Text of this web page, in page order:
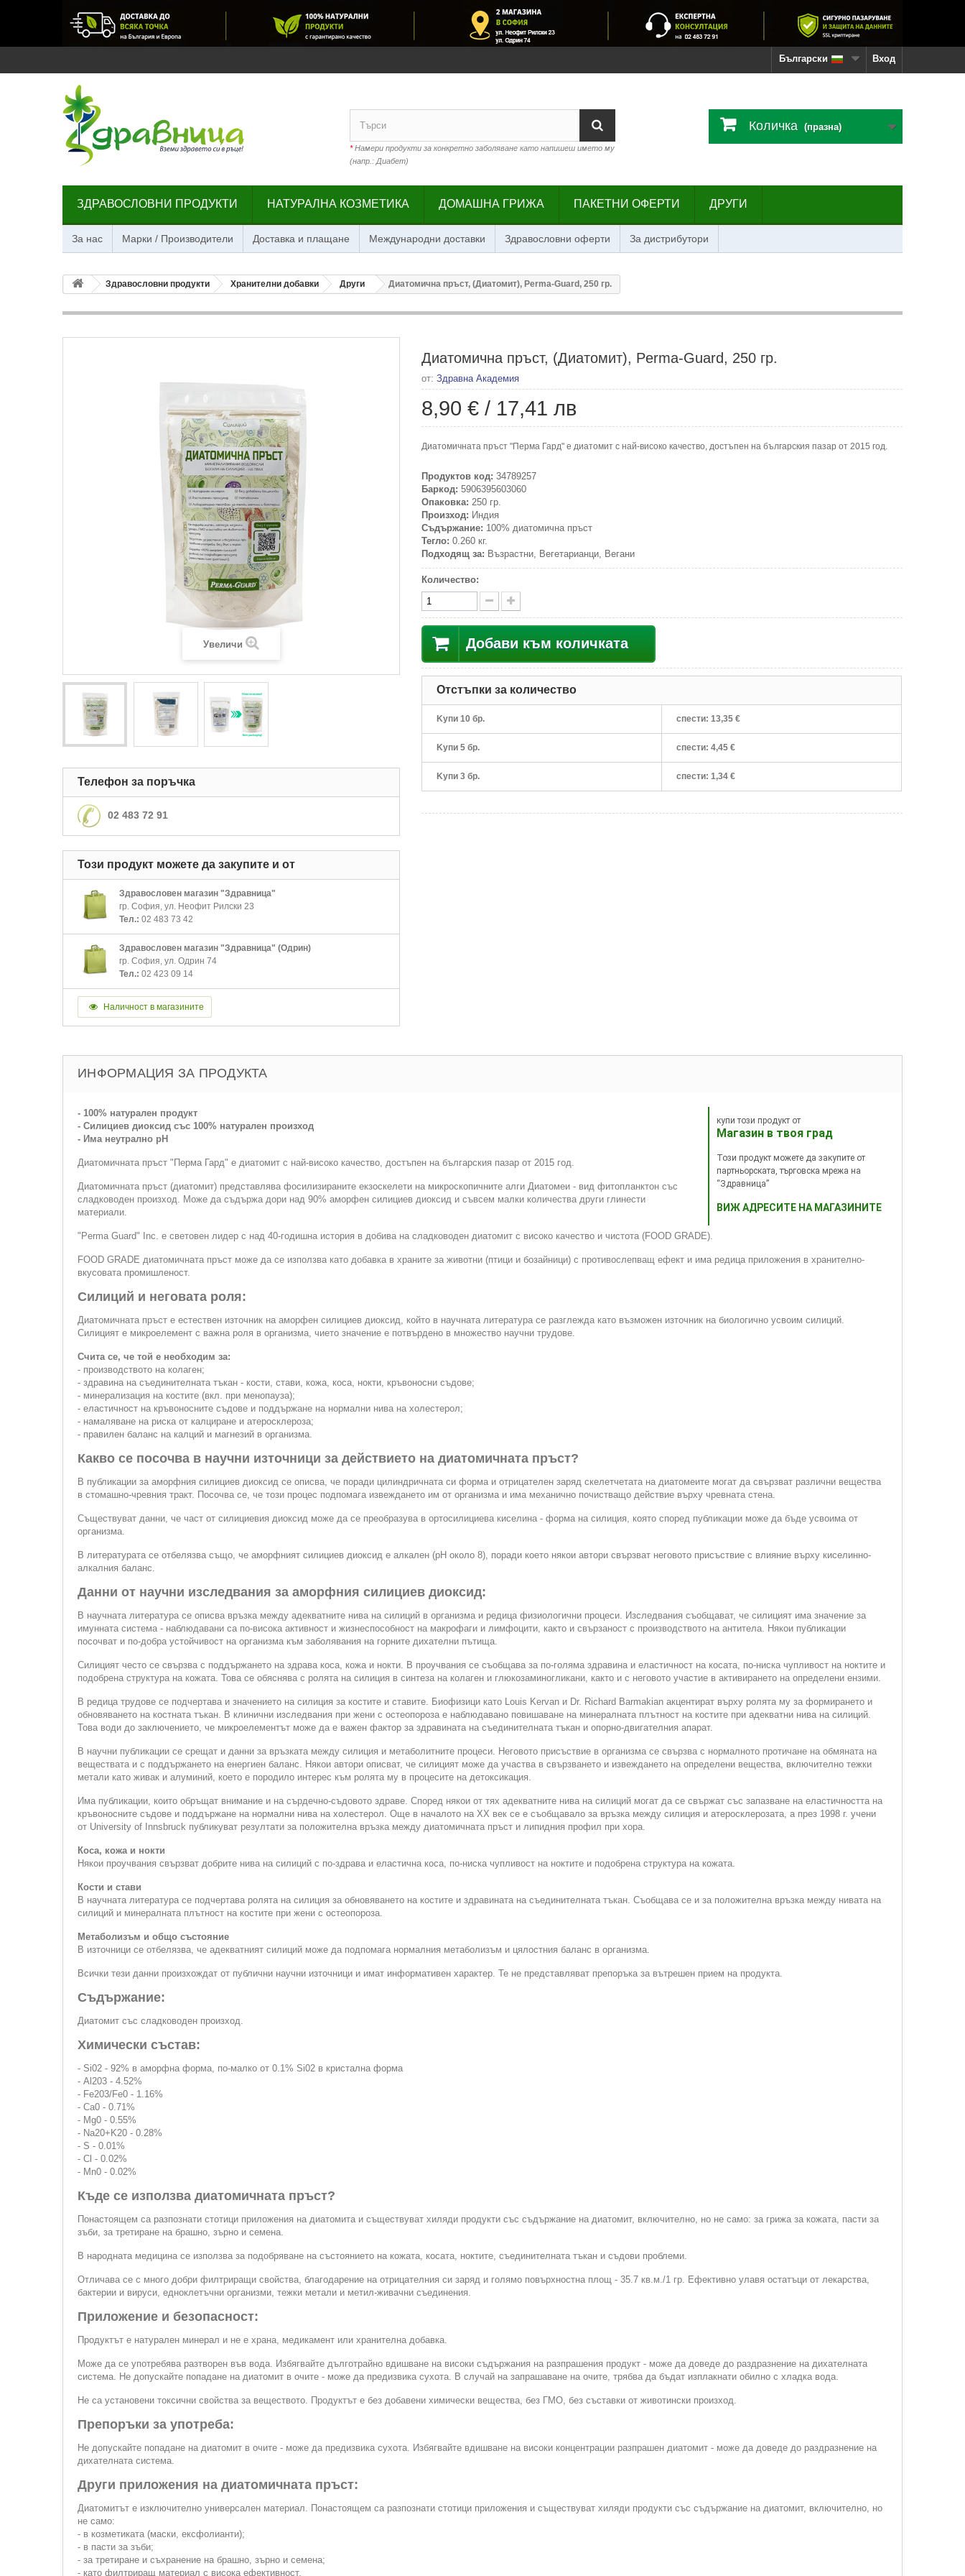
Вход
Български
*Намери продукти за конкретно заболяване като напишеш името му
(напр.: Диабет)
Количка (празна)
ЗДРАВОСЛОВНИ ПРОДУКТИ НАТУРАЛНА КОЗМЕТИКА ДОМАШНА ГРИЖА ПАКЕТНИ ОФЕРТИ ДРУГИ
За нас Марки / Производители Доставка и плащане Международни доставки Здравословни оферти За дистрибутори
Здравословни продукти Хранителни добавки Други Диатомична пръст, (Диатомит), Perma-Guard, 250 гр.
Увеличи
Телефон за поръчка
02 483 72 91
Този продукт можете да закупите и от
Здравословен магазин "Здравница"
гр. София, ул. Неофит Рилски 23
Тел.: 02 483 73 42
Здравословен магазин "Здравница" (Одрин)
гр. София, ул. Одрин 74
Тел.: 02 423 09 14
Наличност в магазините
Диатомична пръст, (Диатомит), Perma-Guard, 250 гр.
от: Здравна Академия
8,90 € / 17,41 лв
Диатомичната пръст "Перма Гард" е диатомит с най-високо качество, достъпен на българския пазар от 2015 год.
Продуктов код: 34789257
Баркод: 5906395603060
Опаковка: 250 гр.
Произход: Индия
Съдържание: 100% диатомична пръст
Тегло: 0.260 кг.
Подходящ за: Възрастни, Вегетарианци, Вегани
Количество:
Добави към количката
Отстъпки за количество
Kупи 10 бр. спести: 13,35 €
Kупи 5 бр. спести: 4,45 €
Kупи 3 бр. спести: 1,34 €
ИНФОРМАЦИЯ ЗА ПРОДУКТА
купи този продукт от
Магазин в твоя град
Този продукт можете да закупите от
партньорската, търговска мрежа на
“Здравница”
ВИЖ АДРЕСИТЕ НА МАГАЗИНИТЕ
- 100% натурален продукт
- Силициев диоксид със 100% натурален произход
- Има неутрално pH
Диатомичната пръст "Перма Гард" е диатомит с най-високо качество, достъпен на българския пазар от 2015 год.
Диатомичната пръст (диатомит) представлява фосилизираните екзоскелети на микроскопичните алги Диатомеи - вид фитопланктон със
сладководен произход. Може да съдържа дори над 90% аморфен силициев диоксид и съвсем малки количества други глинести
материали.
"Perma Guard" Inc. е световен лидер с над 40-годишна история в добива на сладководен диатомит с високо качество и чистота (FOOD GRADE).
FOOD GRADE диатомичната пръст може да се използва като добавка в храните за животни (птици и бозайници) с противослепващ ефект и има редица приложения в хранително-
вкусовата промишленост.
Силиций и неговата роля:
Диатомичната пръст е естествен източник на аморфен силициев диоксид, който в научната литература се разглежда като възможен източник на биологично усвоим силиций.
Силицият е микроелемент с важна роля в организма, чието значение е потвърдено в множество научни трудове.
Счита се, че той е необходим за:
- производството на колаген;
- здравина на съединителната тъкан - кости, стави, кожа, коса, нокти, кръвоносни съдове;
- минерализация на костите (вкл. при менопауза);
- еластичност на кръвоносните съдове и поддържане на нормални нива на холестерол;
- намаляване на риска от калциране и атеросклероза;
- правилен баланс на калций и магнезий в организма.
Какво се посочва в научни източници за действието на диатомичната пръст?
В публикации за аморфния силициев диоксид се описва, че поради цилиндричната си форма и отрицателен заряд скелетчетата на диатомеите могат да свързват различни вещества
в стомашно-чревния тракт. Посочва се, че този процес подпомага извеждането им от организма и има механично почистващо действие върху чревната стена.
Съществуват данни, че част от силициевия диоксид може да се преобразува в ортосилициева киселина - форма на силиция, която според публикации може да бъде усвоима от
организма.
В литературата се отбелязва също, че аморфният силициев диоксид е алкален (pH около 8), поради което някои автори свързват неговото присъствие с влияние върху киселинно-
алкалния баланс.
Данни от научни изследвания за аморфния силициев диоксид:
В научната литература се описва връзка между адекватните нива на силиций в организма и редица физиологични процеси. Изследвания съобщават, че силицият има значение за
имунната система - наблюдавани са по-висока активност и жизнеспособност на макрофаги и лимфоцити, както и свързаност с производството на антитела. Някои публикации
посочват и по-добра устойчивост на организма към заболявания на горните дихателни пътища.
Силицият често се свързва с поддържането на здрава коса, кожа и нокти. В проучвания се съобщава за по-голяма здравина и еластичност на косата, по-ниска чупливост на ноктите и
подобрена структура на кожата. Това се обяснява с ролята на силиция в синтеза на колаген и глюкозаминогликани, както и с неговото участие в активирането на определени ензими.
В редица трудове се подчертава и значението на силиция за костите и ставите. Биофизици като Louis Kervan и Dr. Richard Barmakian акцентират върху ролята му за формирането и
обновяването на костната тъкан. В клинични изследвания при жени с остеопороза е наблюдавано повишаване на минералната плътност на костите при адекватни нива на силиций.
Това води до заключението, че микроелементът може да е важен фактор за здравината на съединителната тъкан и опорно-двигателния апарат.
В научни публикации се срещат и данни за връзката между силиция и метаболитните процеси. Неговото присъствие в организма се свързва с нормалното протичане на обмяната на
веществата и с поддържането на енергиен баланс. Някои автори описват, че силицият може да участва в свързването и извеждането на определени вещества, включително тежки
метали като живак и алуминий, което е породило интерес към ролята му в процесите на детоксикация.
Има публикации, които обръщат внимание и на сърдечно-съдовото здраве. Според някои от тях адекватните нива на силиций могат да се свържат със запазване на еластичността на
кръвоносните съдове и поддържане на нормални нива на холестерол. Още в началото на XX век се е съобщавало за връзка между силиция и атеросклерозата, а през 1998 г. учени
от University of Innsbruck публикуват резултати за положителна връзка между диатомичната пръст и липидния профил при хора.
Коса, кожа и нокти
Някои проучвания свързват добрите нива на силиций с по-здрава и еластична коса, по-ниска чупливост на ноктите и подобрена структура на кожата.
Кости и стави
В научната литература се подчертава ролята на силиция за обновяването на костите и здравината на съединителната тъкан. Съобщава се и за положителна връзка между нивата на
силиций и минералната плътност на костите при жени с остеопороза.
Метаболизъм и общо състояние
В източници се отбелязва, че адекватният силиций може да подпомага нормалния метаболизъм и цялостния баланс в организма.
Всички тези данни произхождат от публични научни източници и имат информативен характер. Те не представляват препоръка за вътрешен прием на продукта.
Съдържание:
Диатомит със сладководен произход.
Химически състав:
- Si02 - 92% в аморфна форма, по-малко от 0.1% Si02 в кристална форма
- Al203 - 4.52%
- Fe203/Fe0 - 1.16%
- Ca0 - 0.71%
- Mg0 - 0.55%
- Na20+K20 - 0.28%
- S - 0.01%
- Cl - 0.02%
- Mn0 - 0.02%
Къде се използва диатомичната пръст?
Понастоящем са разпознати стотици приложения на диатомита и съществуват хиляди продукти със съдържание на диатомит, включително, но не само: за грижа за кожата, пасти за
зъби, за третиране на брашно, зърно и семена.
В народната медицина се използва за подобряване на състоянието на кожата, косата, ноктите, съединителната тъкан и съдови проблеми.
Отличава се с много добри филтриращи свойства, благодарение на отрицателния си заряд и голямо повърхностна площ - 35.7 кв.м./1 гр. Ефективно улавя остатъци от лекарства,
бактерии и вируси, едноклетъчни организми, тежки метали и метил-живачни съединения.
Приложение и безопасност:
Продуктът е натурален минерал и не е храна, медикамент или хранителна добавка.
Може да се употребява разтворен във вода. Избягвайте дълготрайно вдишване на високи съдържания на разпрашения продукт - може да доведе до раздразнение на дихателната
система. Не допускайте попадане на диатомит в очите - може да предизвика сухота. В случай на запрашаване на очите, трябва да бъдат изплакнати обилно с хладка вода.
Не са установени токсични свойства за веществото. Продуктът е без добавени химически вещества, без ГМО, без съставки от животински произход.
Препоръки за употреба:
Не допускайте попадане на диатомит в очите - може да предизвика сухота. Избягвайте вдишване на високи концентрации разпрашен диатомит - може да доведе до раздразнение на
дихателната система.
Други приложения на диатомичната пръст:
Диатомитът е изключително универсален материал. Понастоящем са разпознати стотици приложения и съществуват хиляди продукти със съдържание на диатомит, включително, но
не само:
- в козметиката (маски, ексфолианти);
- в пасти за зъби;
- за третиране и съхранение на брашно, зърно и семена;
- като филтриращ материал с висока ефективност.